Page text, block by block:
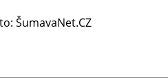
ŠumavaNet.CZ